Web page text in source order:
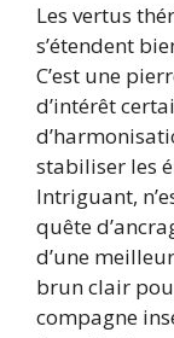
Les vertus
s’étendent
C’est une
d’intérêt
stabiliser les
Intriguant,
quête
d’une
brun clair
compagne